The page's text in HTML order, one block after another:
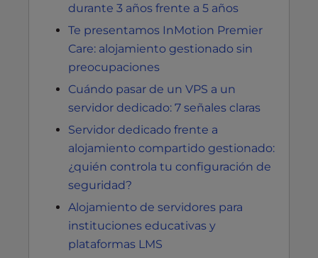
durante 3 años frente a 5 años
Te presentamos InMotion Premier
Care: alojamiento gestionado sin
preocupaciones
Cuándo pasar de un VPS a un
servidor dedicado: 7 señales claras
Servidor dedicado frente a
alojamiento compartido gestionado:
¿quién controla tu configuración de
seguridad?
Alojamiento de servidores para
instituciones educativas y
plataformas LMS